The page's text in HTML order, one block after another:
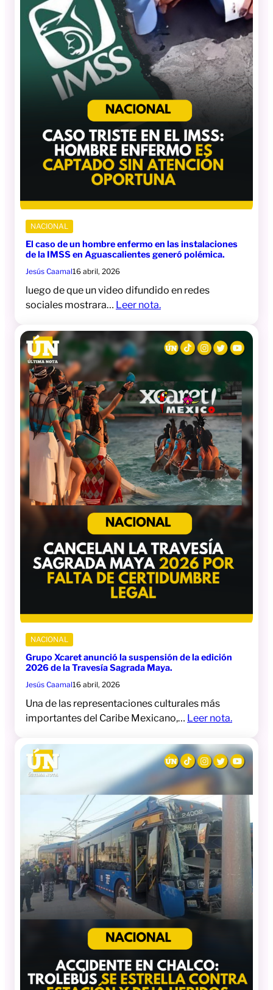
NACIONAL
El caso de un hombre enfermo en las instalaciones
de la IMSS en Aguascalientes generó polémica.
Jesús Caamal16 abril, 2026
luego de que un video difundido en redes
sociales mostrara… Leer nota.
NACIONAL
Grupo Xcaret anunció la suspensión de la edición
2026 de la Travesía Sagrada Maya.
Jesús Caamal16 abril, 2026
Una de las representaciones culturales más
importantes del Caribe Mexicano,… Leer nota.